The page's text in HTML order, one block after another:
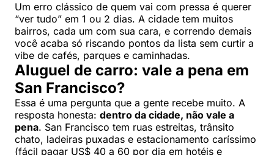
Um erro clássico de quem vai com pressa é querer
“ver tudo” em 1 ou 2 dias. A cidade tem muitos
bairros, cada um com sua cara, e correndo demais
você acaba só riscando pontos da lista sem curtir a
vibe de cafés, parques e caminhadas.
Aluguel de carro: vale a pena em
San Francisco?
Essa é uma pergunta que a gente recebe muito. A
resposta honesta: dentro da cidade, não vale a
pena. San Francisco tem ruas estreitas, trânsito
chato, ladeiras puxadas e estacionamento caríssimo
(fácil pagar US$ 40 a 60 por dia em hotéis e